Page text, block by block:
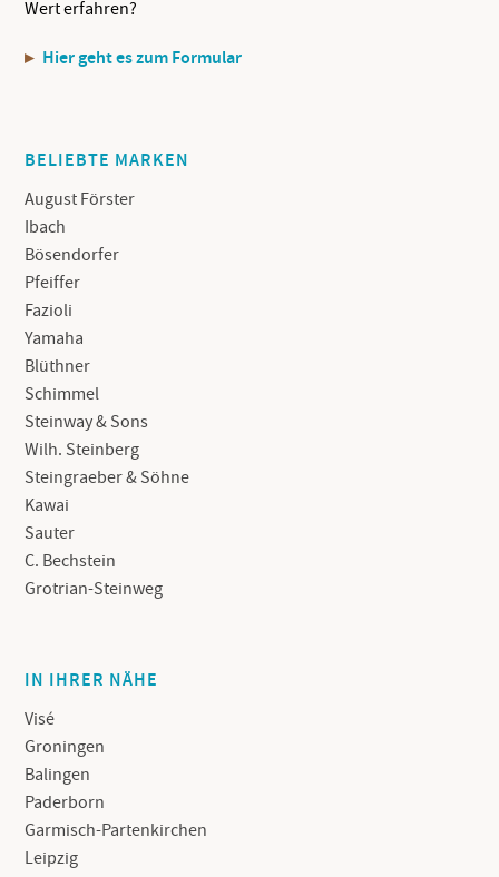
Wert erfahren?
Hier geht es zum Formular
BELIEBTE MARKEN
August Förster
Ibach
Bösendorfer
Pfeiffer
Fazioli
Yamaha
Blüthner
Schimmel
Steinway & Sons
Wilh. Steinberg
Steingraeber & Söhne
Kawai
Sauter
C. Bechstein
Grotrian-Steinweg
IN IHRER NÄHE
Visé
Groningen
Balingen
Paderborn
Garmisch-Partenkirchen
Leipzig